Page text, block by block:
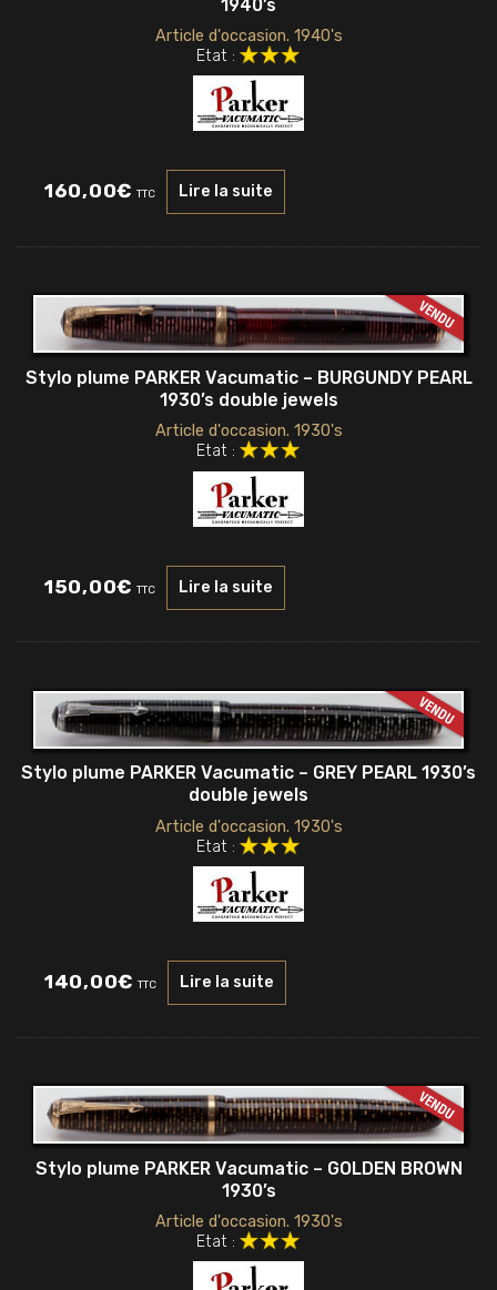
1940’s
Article d'occasion. 1940's
Etat :
160,00€ TTC Lire la suite
Stylo plume PARKER Vacumatic – BURGUNDY PEARL
1930’s double jewels
Article d'occasion. 1930's
Etat :
150,00€ TTC Lire la suite
Stylo plume PARKER Vacumatic – GREY PEARL 1930’s
double jewels
Article d'occasion. 1930's
Etat :
140,00€ TTC Lire la suite
Stylo plume PARKER Vacumatic – GOLDEN BROWN
1930’s
Article d'occasion. 1930's
Etat :